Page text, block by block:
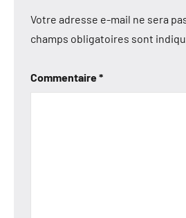
Votre adresse e-mail ne sera
champs obligatoires sont
Commentaire*